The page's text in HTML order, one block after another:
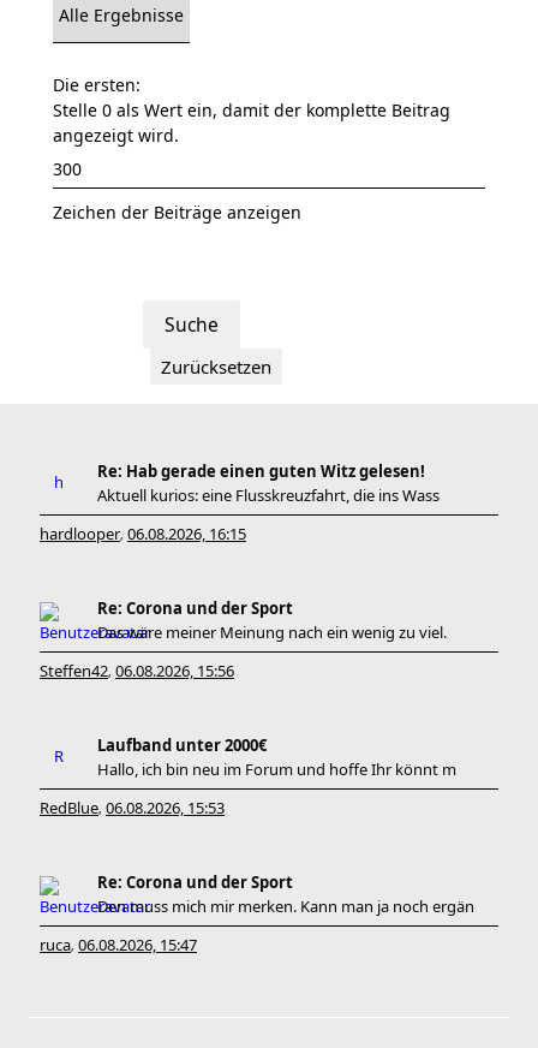
Die ersten:
Stelle 0 als Wert ein, damit der komplette Beitrag
angezeigt wird.
Zeichen der Beiträge anzeigen
Re: Hab gerade einen guten Witz gelesen!
Aktuell kurios: eine Flusskreuzfahrt, die ins Wass
hardlooper, 06.08.2026, 16:15
Re: Corona und der Sport
Das wäre meiner Meinung nach ein wenig zu viel.
Steffen42, 06.08.2026, 15:56
Laufband unter 2000€
Hallo, ich bin neu im Forum und hoffe Ihr könnt m
RedBlue, 06.08.2026, 15:53
Re: Corona und der Sport
Den muss mich mir merken. Kann man ja noch ergän
ruca, 06.08.2026, 15:47